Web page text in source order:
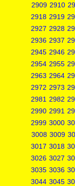
2909 2910
2918 2919
2927 2928
2936 2937
2945 2946
2954 2955
2963 2964
2972 2973
2981 2982
2990 2991
2999 3000
3008 3009
3017 3018
3026 3027
3035 3036
3044 3045